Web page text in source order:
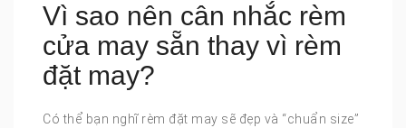
Vì sao nên cân nhắc rèm
cửa may sẵn thay vì rèm
đặt may?
Có thể bạn nghĩ rèm đặt may sẽ đẹp và “chuẩn size”